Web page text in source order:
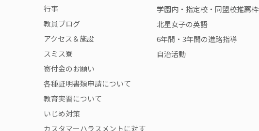
行事
教員ブログ
アクセス＆施設
スミス寮
寄付金のお願い
各種証明書類申請について
教育実習について
いじめ対策
カスタマーハラスメントに対す
学園内・指定校・同盟校推薦枠
北星女子の英語
6年間・3年間の進路指導
自治活動